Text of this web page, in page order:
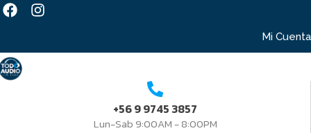
Mi Cuenta
+56 9 9745 3857
Lun-Sab 9:00AM - 8:00PM